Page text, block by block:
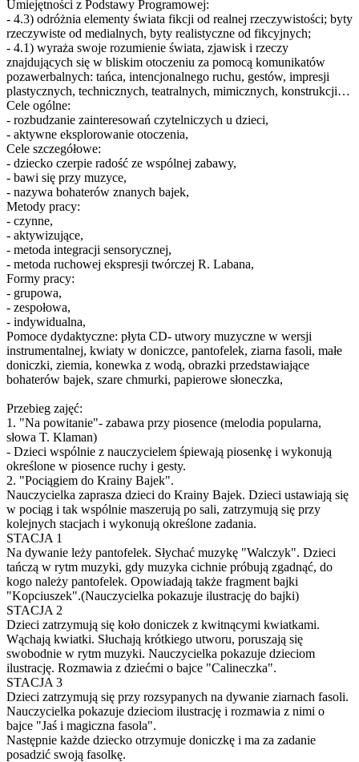
Umiejętności z Podstawy Programowej:
- 4.3) odróżnia elementy świata fikcji od realnej rzeczywistości; byty
rzeczywiste od medialnych, byty realistyczne od fikcyjnych;
- 4.1) wyraża swoje rozumienie świata, zjawisk i rzeczy
znajdujących się w bliskim otoczeniu za pomocą komunikatów
pozawerbalnych: tańca, intencjonalnego ruchu, gestów, impresji
plastycznych, technicznych, teatralnych, mimicznych, konstrukcji…
Cele ogólne:
- rozbudzanie zainteresowań czytelniczych u dzieci,
- aktywne eksplorowanie otoczenia,
Cele szczegółowe:
- dziecko czerpie radość ze wspólnej zabawy,
- bawi się przy muzyce,
- nazywa bohaterów znanych bajek,
Metody pracy:
- czynne,
- aktywizujące,
- metoda integracji sensorycznej,
- metoda ruchowej ekspresji twórczej R. Labana,
Formy pracy:
- grupowa,
- zespołowa,
- indywidualna,
Pomoce dydaktyczne: płyta CD- utwory muzyczne w wersji
instrumentalnej, kwiaty w doniczce, pantofelek, ziarna fasoli, małe
doniczki, ziemia, konewka z wodą, obrazki przedstawiające
bohaterów bajek, szare chmurki, papierowe słoneczka,
Przebieg zajęć:
1. "Na powitanie"- zabawa przy piosence (melodia popularna,
słowa T. Klaman)
- Dzieci wspólnie z nauczycielem śpiewają piosenkę i wykonują
określone w piosence ruchy i gesty.
2. "Pociągiem do Krainy Bajek".
Nauczycielka zaprasza dzieci do Krainy Bajek. Dzieci ustawiają się
w pociąg i tak wspólnie maszerują po sali, zatrzymują się przy
kolejnych stacjach i wykonują określone zadania.
STACJA 1
Na dywanie leży pantofelek. Słychać muzykę "Walczyk". Dzieci
tańczą w rytm muzyki, gdy muzyka cichnie próbują zgadnąć, do
kogo należy pantofelek. Opowiadają także fragment bajki
"Kopciuszek".(Nauczycielka pokazuje ilustrację do bajki)
STACJA 2
Dzieci zatrzymują się koło doniczek z kwitnącymi kwiatkami.
Wąchają kwiatki. Słuchają krótkiego utworu, poruszają się
swobodnie w rytm muzyki. Nauczycielka pokazuje dzieciom
ilustrację. Rozmawia z dziećmi o bajce "Calineczka".
STACJA 3
Dzieci zatrzymują się przy rozsypanych na dywanie ziarnach fasoli.
Nauczycielka pokazuje dzieciom ilustrację i rozmawia z nimi o
bajce "Jaś i magiczna fasola".
Następnie każde dziecko otrzymuje doniczkę i ma za zadanie
posadzić swoją fasolkę.